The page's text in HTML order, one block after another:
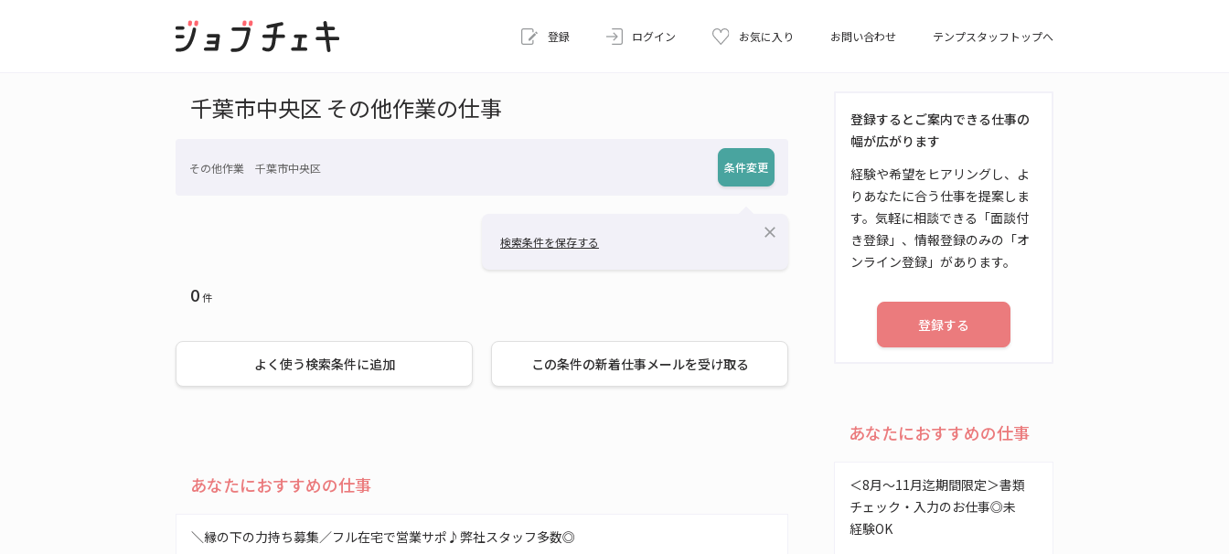
登録 ログイン お気に入り お問い合わせ テンプスタッフトップへ
千葉市中央区 その他作業の仕事
その他作業 千葉市中央区 条件変更
検索条件を保存する
close
0件
よく使う検索条件に追加 この条件の新着仕事メールを受け取る
あなたにおすすめの仕事
＼縁の下の力持ち募集／フル在宅で営業サポ♪弊社スタッフ多数◎
登録するとご案内できる仕事の
幅が広がります
経験や希望をヒアリングし、よ
りあなたに合う仕事を提案しま
す。気軽に相談できる「面談付
き登録」、情報登録のみの「オ
ンライン登録」があります。
登録する
あなたにおすすめの仕事
＜8月～11月迄期間限定＞書類
チェック・入力のお仕事◎未
経験OK